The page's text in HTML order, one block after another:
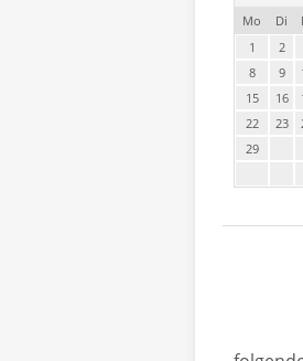
Mo Di
1
2
8
9
15
16
22
23
29